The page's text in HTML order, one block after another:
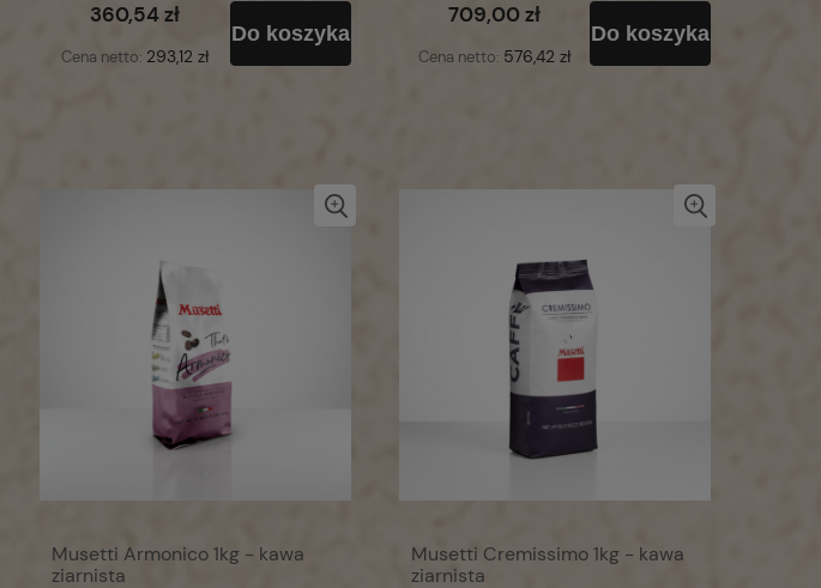
360,54 zł
Cena netto: 293,12 zł
Do koszyka
709,00 zł
Cena netto: 576,42 zł
Do koszyka
Musetti Armonico 1kg - kawa
ziarnista
Musetti Cremissimo 1kg - kawa
ziarnista